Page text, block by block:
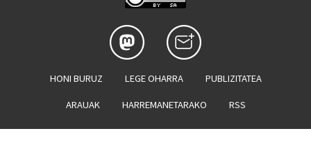
HONI BURUZ LEGE OHARRA PUBLIZITATEA
ARAUAK HARREMANETARAKO RSS